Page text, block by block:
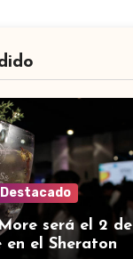
Destacado
será el 2 de
en el Sheraton